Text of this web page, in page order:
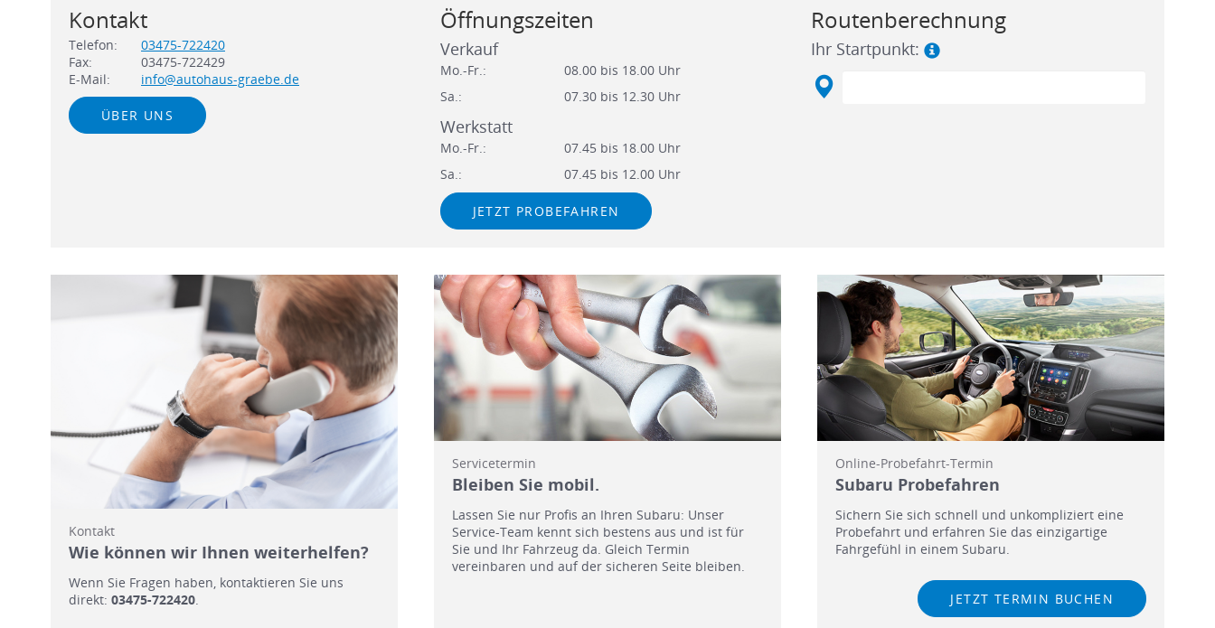
Kontakt
Telefon:
03475-722420
Fax:
03475-722429
E-Mail:
info@autohaus-graebe.de
ÜBER UNS
Öffnungszeiten
Verkauf
Mo.-Fr.:
08.00 bis 18.00 Uhr
Sa.:
07.30 bis 12.30 Uhr
Werkstatt
Mo.-Fr.:
07.45 bis 18.00 Uhr
Sa.:
07.45 bis 12.00 Uhr
JETZT PROBEFAHREN
Routenberechnung
Ihr Startpunkt:
Kontakt
Wie können wir Ihnen weiterhelfen?
Wenn Sie Fragen haben, kontaktieren Sie uns
direkt: 03475-722420
Servicetermin
Bleiben Sie mobil.
Lassen Sie nur Profis an Ihren Subaru: Unser
Service-Team kennt sich bestens aus und ist für
Sie und Ihr Fahrzeug da. Gleich Termin
vereinbaren und auf der sicheren Seite bleiben.
Online-Probefahrt-Termin
Subaru Probefahren
Sichern Sie sich schnell und unkompliziert eine
Probefahrt und erfahren Sie das einzigartige
Fahrgefühl in einem Subaru.
JETZT TERMIN BUCHEN